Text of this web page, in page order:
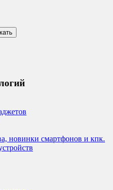
новинки смартфонов и кпк.